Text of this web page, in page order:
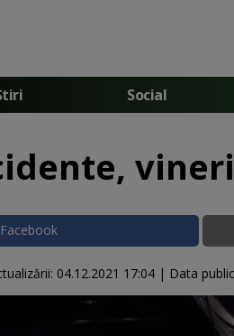
Social
Facebook
04.12.2021 17:04 | Data